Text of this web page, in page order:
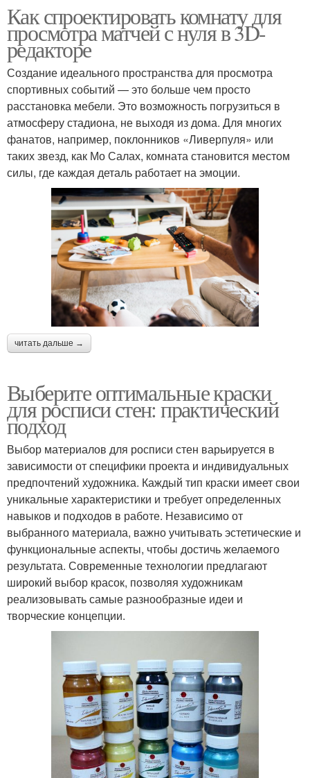
Как спроектировать комнату для
просмотра матчей с нуля в 3D-
редакторе
Создание идеального пространства для просмотра
спортивных событий — это больше чем просто
расстановка мебели. Это возможность погрузиться в
атмосферу стадиона, не выходя из дома. Для многих
фанатов, например, поклонников «Ливерпуля» или
таких звезд, как Мо Салах, комната становится местом
силы, где каждая деталь работает на эмоции.
читать дальше →
Выберите оптимальные краски
для росписи стен: практический
подход
Выбор материалов для росписи стен варьируется в
зависимости от специфики проекта и индивидуальных
предпочтений художника. Каждый тип краски имеет свои
уникальные характеристики и требует определенных
навыков и подходов в работе. Независимо от
выбранного материала, важно учитывать эстетические и
функциональные аспекты, чтобы достичь желаемого
результата. Современные технологии предлагают
широкий выбор красок, позволяя художникам
реализовывать самые разнообразные идеи и
творческие концепции.